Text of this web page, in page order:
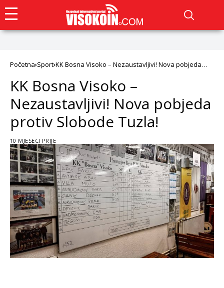
Početna Sport KK Bosna Visoko – Nezaustavljivi! Nova pobjeda
KK Bosna Visoko –
Nezaustavljivi! Nova pobjeda
protiv Slobode Tuzla!
10 MJESECI PRIJE